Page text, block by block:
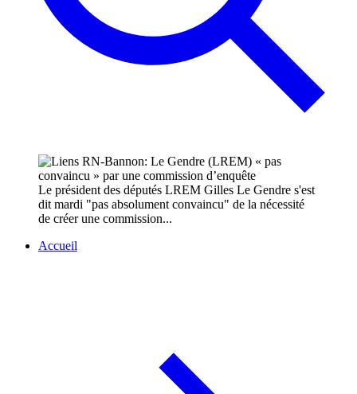
Le président des députés LREM Gilles Le Gendre s'est
dit mardi "pas absolument convaincu" de la nécessité
de créer une commission...
Accueil